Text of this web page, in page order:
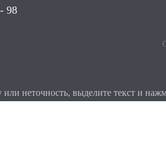
98
неточность, выделите текст и